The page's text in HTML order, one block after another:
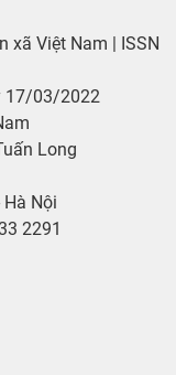
xã Việt Nam | ISSN
17/03/2022
Long
Nội
2291